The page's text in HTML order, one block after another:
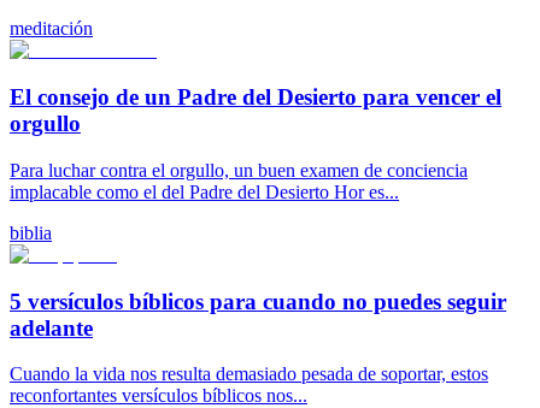
meditación
El consejo de un Padre del Desierto para vencer el
orgullo
Para luchar contra el orgullo, un buen examen de conciencia
implacable como el del Padre del Desierto Hor es...
biblia
5 versículos bíblicos para cuando no puedes seguir
adelante
Cuando la vida nos resulta demasiado pesada de soportar, estos
reconfortantes versículos bíblicos nos...